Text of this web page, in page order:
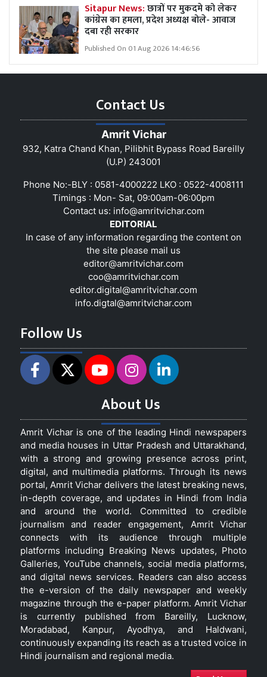
Sitapur News:छात्रों पर मुकदमे को लेकर
कांग्रेस का हमला, प्रदेश अध्यक्ष बोले- आवाज
दबा रही सरकार
Published On 01 Aug 2026 14:46:56
Contact Us
Amrit Vichar
932, Katra Chand Khan, Pilibhit Bypass Road Bareilly
(U.P) 243001
Phone No:-BLY : 0581-4000222 LKO : 0522-4008111
Timings : Mon- Sat, 09:00am-06:00pm
Contact us: info@amritvichar.com
EDITORIAL
In case of any information regarding the content on
the site please mail us
editor@amritvichar.com
coo@amritvichar.com
editor.digital@amritvichar.com
info.digtal@amritvichar.com
Follow Us
About Us
Amrit Vichar is one of the leading Hindi newspapers
and media houses in Uttar Pradesh and Uttarakhand,
with a strong and growing presence across print,
digital, and multimedia platforms. Through its news
portal, Amrit Vichar delivers the latest breaking news,
in-depth coverage, and updates in Hindi from India
and around the world. Committed to credible
journalism and reader engagement, Amrit Vichar
connects with its audience through multiple
platforms including Breaking News updates, Photo
Galleries, YouTube channels, social media platforms,
and digital news services. Readers can also access
the e-version of the daily newspaper and weekly
magazine through the e-paper platform. Amrit Vichar
is currently published from Bareilly, Lucknow,
Moradabad, Kanpur, Ayodhya, and Haldwani,
continuously expanding its reach as a trusted voice in
Hindi journalism and regional media.